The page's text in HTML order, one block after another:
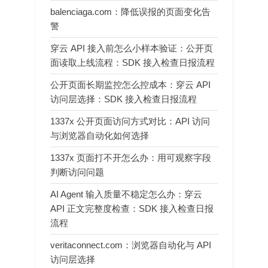
balenciaga.com：降低误报的页面变化告
警
穿云 API 接入前怎么小样本验证：公开页
面读取上线流程：SDK 接入检查日报流程
公开页面长期监控怎么控成本：穿云 API
访问层选择：SDK 接入检查日报流程
1337x 公开页面访问方式对比：API 访问
与浏览器自动化如何选择
1337x 页面打不开怎么办：用可观察字段
判断访问问题
AI Agent 输入质量不稳定怎么办：穿云
API 正文完整度检查：SDK 接入检查日报
流程
veritaconnect.com：浏览器自动化与 API
访问层选择